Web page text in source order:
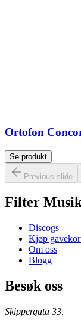
Ortofon
Se produkt
Previous slide
Filter
Discogs
Kjøp
Om oss
Blogg
Besøk oss
Skippergata 33,